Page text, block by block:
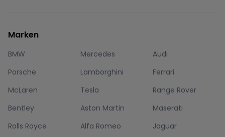
Marken
BMW Mercedes
Audi
Porsche
Lamborghini
Ferrari
McLaren
Tesla
Range Rover
Bentley
Aston Martin
Maserati
Rolls Royce
Alfa Romeo
Jaguar